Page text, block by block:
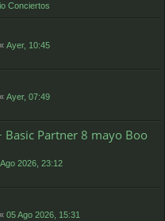
Conciertos
« Ayer, 10:45
« Ayer, 07:49
Basic Partner 8 mayo Boo
2026, 23:12
« 05 Ago 2026, 15:31